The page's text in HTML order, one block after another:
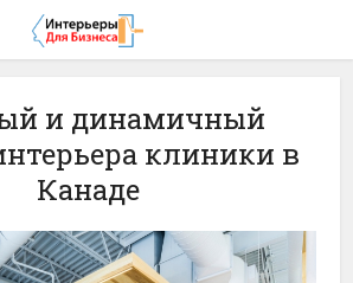
и динамичный
клиники в
Канаде